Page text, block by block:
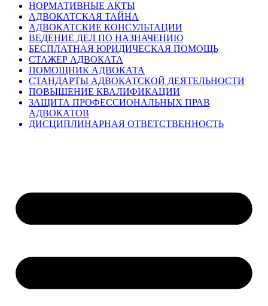
НОРМАТИВНЫЕ АКТЫ
АДВОКАТСКАЯ ТАЙНА
АДВОКАТСКИЕ КОНСУЛЬТАЦИИ
ВЕДЕНИЕ ДЕЛ ПО НАЗНАЧЕНИЮ
БЕСПЛАТНАЯ ЮРИДИЧЕСКАЯ ПОМОЩЬ
СТАЖЕР АДВОКАТА
ПОМОЩНИК АДВОКАТА
СТАНДАРТЫ АДВОКАТСКОЙ ДЕЯТЕЛЬНОСТИ
ПОВЫШЕНИЕ КВАЛИФИКАЦИИ
ЗАЩИТА ПРОФЕССИОНАЛЬНЫХ ПРАВ
АДВОКАТОВ
ДИСЦИПЛИНАРНАЯ ОТВЕТСТВЕННОСТЬ